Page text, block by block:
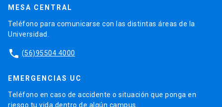
MESA CENTRAL
Teléfono para comunicarse con las distintas áreas de la
Universidad.
phone (56)95504 4000
EMERGENCIAS UC
Teléfono en caso de accidente o situación que ponga en
riesgo tu vida dentro de algún campus.